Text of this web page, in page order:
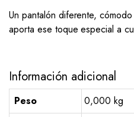
Un pantalón diferente,
aporta ese toque especial a
Información adicional
Peso
0,000 kg